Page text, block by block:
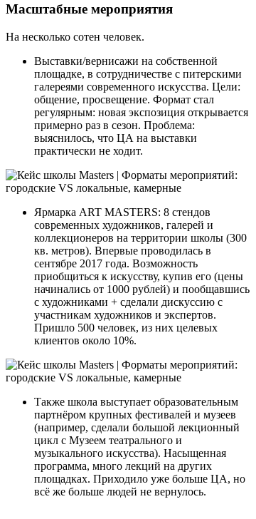
Масштабные мероприятия
На несколько сотен человек.
Выставки/вернисажи на собственной
площадке, в сотрудничестве с питерскими
галереями современного искусства. Цели:
общение, просвещение. Формат стал
регулярным: новая экспозиция открывается
примерно раз в сезон. Проблема:
выяснилось, что ЦА на выставки
практически не ходит.
Ярмарка ART MASTERS: 8 стендов
современных художников, галерей и
коллекционеров на территории школы (300
кв. метров). Впервые проводилась в
сентябре 2017 года. Возможность
приобщиться к искусству, купив его (цены
начинались от 1000 рублей) и пообщавшись
с художниками + сделали дискуссию с
участникам художников и экспертов.
Пришло 500 человек, из них целевых
клиентов около 10%.
Также школа выступает образовательным
партнёром крупных фестивалей и музеев
(например, сделали большой лекционный
цикл с Музеем театрального и
музыкального искусства). Насыщенная
программа, много лекций на других
площадках. Приходило уже больше ЦА, но
всё же больше людей не вернулось.